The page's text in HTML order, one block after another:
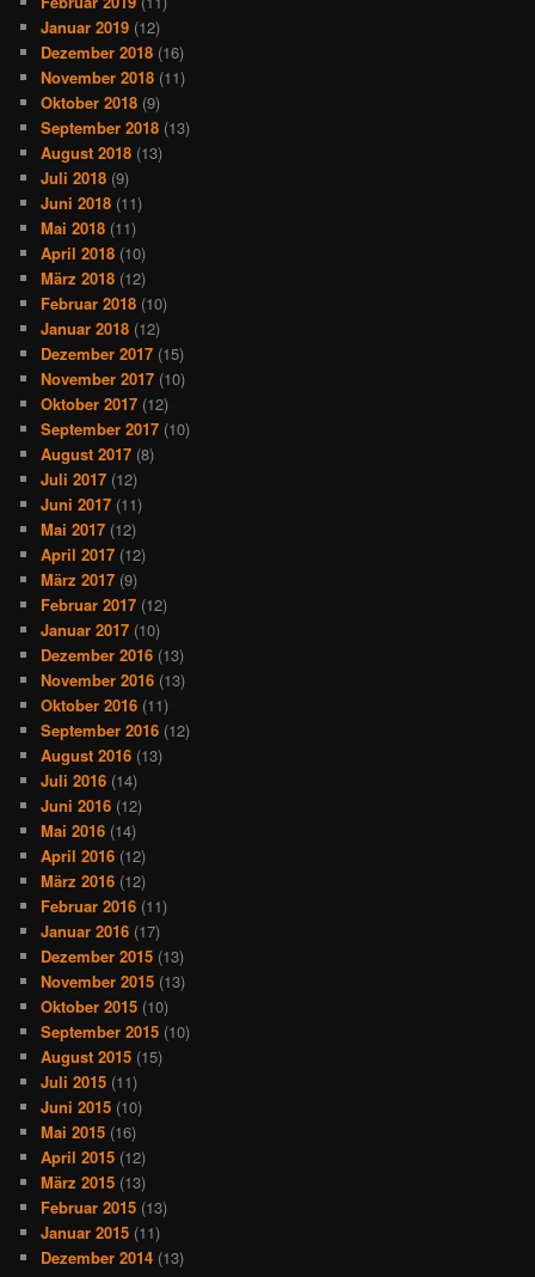
Januar 2019 (12)
Dezember 2018 (16)
November 2018 (11)
Oktober 2018 (9)
September 2018 (13)
August 2018 (13)
Juli 2018 (9)
Juni 2018 (11)
Mai 2018 (11)
April 2018 (10)
März 2018 (12)
Februar 2018 (10)
Januar 2018 (12)
Dezember 2017 (15)
November 2017 (10)
Oktober 2017 (12)
September 2017 (10)
August 2017 (8)
Juli 2017 (12)
Juni 2017 (11)
Mai 2017 (12)
April 2017 (12)
März 2017 (9)
Februar 2017 (12)
Januar 2017 (10)
Dezember 2016 (13)
November 2016 (13)
Oktober 2016 (11)
September 2016 (12)
August 2016 (13)
Juli 2016 (14)
Juni 2016 (12)
Mai 2016 (14)
April 2016 (12)
März 2016 (12)
Februar 2016 (11)
Januar 2016 (17)
Dezember 2015 (13)
November 2015 (13)
Oktober 2015 (10)
September 2015 (10)
August 2015 (15)
Juli 2015 (11)
Juni 2015 (10)
Mai 2015 (16)
April 2015 (12)
März 2015 (13)
Februar 2015 (13)
Januar 2015 (11)
Dezember 2014 (13)